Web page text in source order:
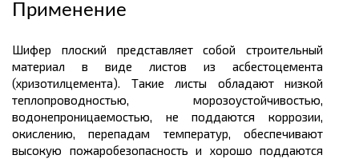
Применение
Шифер плоский представляет собой строительный
материал в виде листов из асбестоцемента
(хризотилцемента). Такие листы обладают низкой
теплопроводностью, морозоустойчивостью,
водонепроницаемостью, не поддаются коррозии,
окислению, перепадам температур, обеспечивают
высокую пожаробезопасность и хорошо поддаются